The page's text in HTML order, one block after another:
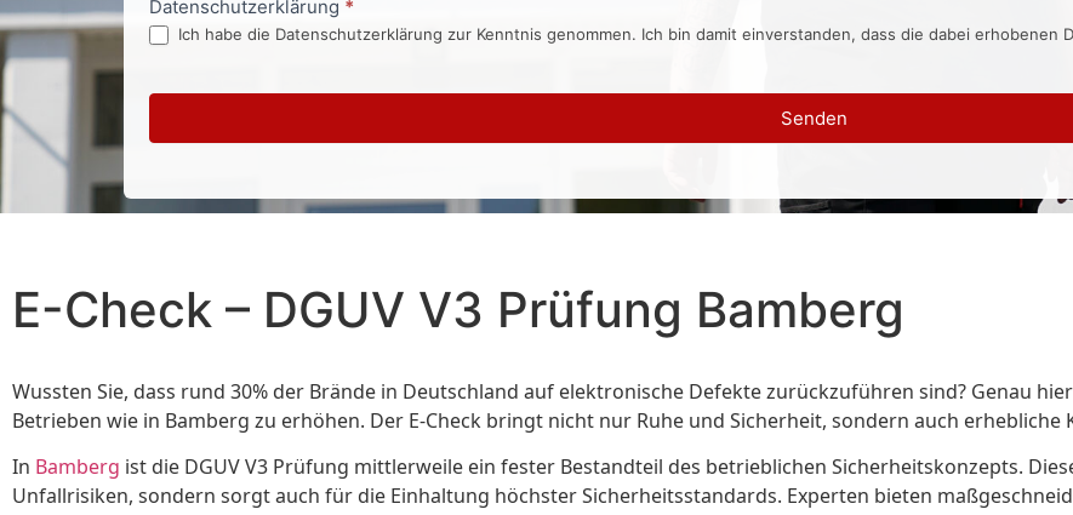
Datenschutzerklärung *
Ich habe die Datenschutzerklärung zur Kenntnis genommen. Ich bin damit einverstanden, dass die dabei erhobenen
Senden
E-Check – DGUV V3 Prüfung Bamberg
Wussten Sie, dass rund 30% der Brände in Deutschland auf elektronische Defekte zurückzuführen sind? Genau
Betrieben wie in Bamberg zu erhöhen. Der E-Check bringt nicht nur Ruhe und Sicherheit, sondern auch erhebliche
In Bamberg ist die DGUV V3 Prüfung mittlerweile ein fester Bestandteil des betrieblichen Sicherheitskonzepts.
Unfallrisiken, sondern sorgt auch für die Einhaltung höchster Sicherheitsstandards. Experten bieten